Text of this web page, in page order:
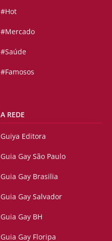
#Hot
#Mercado
#Saúde
#Famosos
A REDE
Guiya Editora
Guia Gay São Paulo
Guia Gay Brasilia
Guia Gay Salvador
Guia Gay BH
Guia Gay Floripa